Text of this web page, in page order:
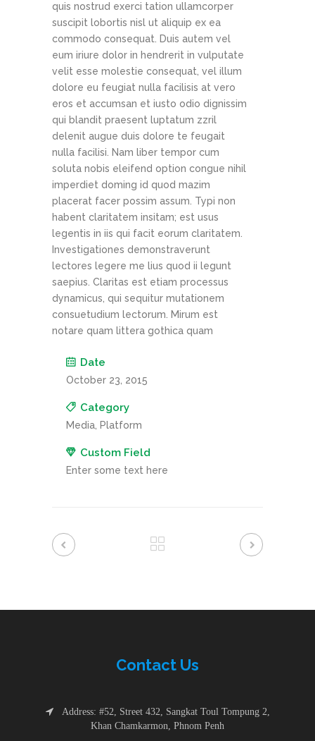
quis nostrud exerci tation ullamcorper
suscipit lobortis nisl ut aliquip ex ea
commodo consequat. Duis autem vel
eum iriure dolor in hendrerit in vulputate
velit esse molestie consequat, vel illum
dolore eu feugiat nulla facilisis at vero
eros et accumsan et iusto odio dignissim
qui blandit praesent luptatum zzril
delenit augue duis dolore te feugait
nulla facilisi. Nam liber tempor cum
soluta nobis eleifend option congue nihil
imperdiet doming id quod mazim
placerat facer possim assum. Typi non
habent claritatem insitam; est usus
legentis in iis qui facit eorum claritatem.
Investigationes demonstraverunt
lectores legere me lius quod ii legunt
saepius. Claritas est etiam processus
dynamicus, qui sequitur mutationem
consuetudium lectorum. Mirum est
notare quam littera gothica quam
Date
October 23, 2015
Category
Media, Platform
Custom Field
Enter some text here
Contact Us
Address: #52, Street 432, Sangkat Toul Tompung 2,
Khan Chamkarmon, Phnom Penh